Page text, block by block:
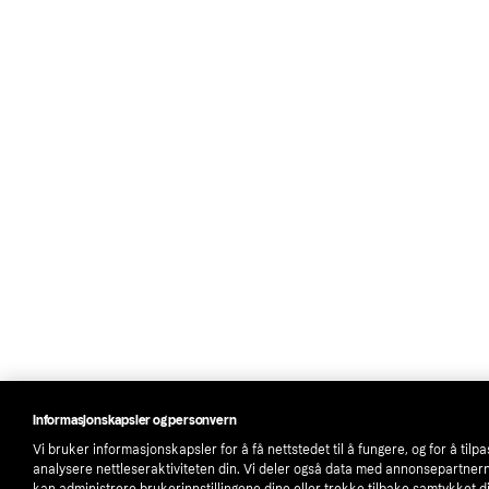
Informasjonskapsler og personvern
Vi bruker informasjonskapsler for å få nettstedet til å fungere, og for å
analysere nettleseraktiviteten din. Vi deler også data med